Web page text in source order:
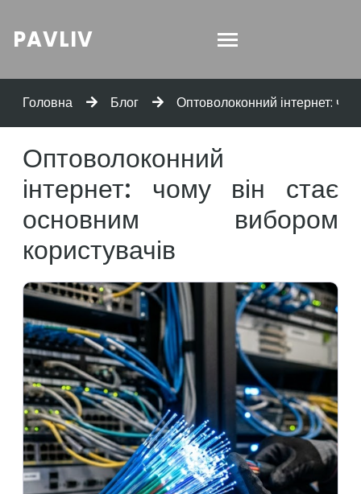
PAVLIV
Головна Блог Оптоволоконний інтернет:
Оптоволоконний
інтернет: чому він стає
основним вибором
користувачів